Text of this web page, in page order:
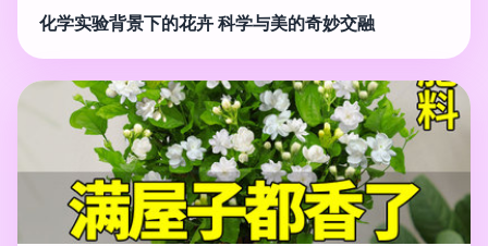
化学实验背景下的花卉 科学与美的奇妙交融